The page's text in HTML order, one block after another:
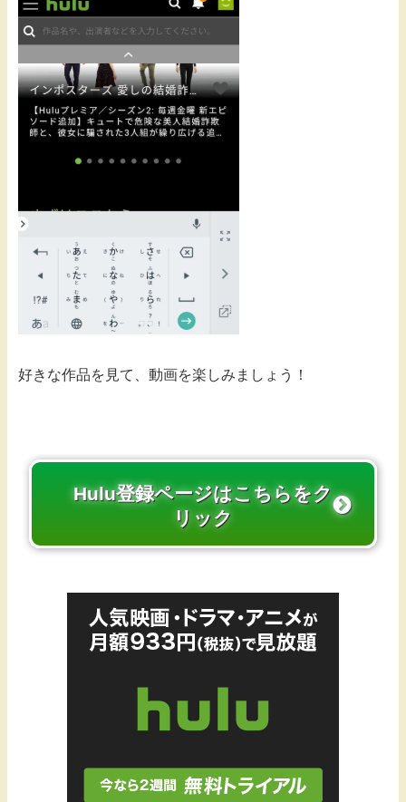
好きな作品を見て、動画を楽しみましょう！
Hulu登録ページはこちらをク
リック